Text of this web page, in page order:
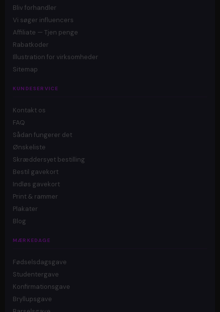
Bliv forhandler
Vi søger influencers
Affiliate — Tjen penge
Rabatkoder
Illustration for virksomheder
Sitemap
KUNDESERVICE
Kontakt os
FAQ
Sådan fungerer det
Ønskeliste
Skræddersyet bestilling
Bestil gavekort
Indløs gavekort
Print & rammer
Plakater
Blog
MÆRKEDAGE
Fødselsdagsgave
Studentergave
Konfirmationsgave
Bryllupsgave